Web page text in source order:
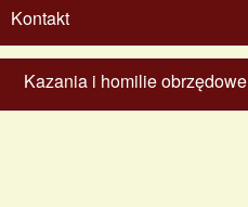
Kontakt
Kazania i homilie obrzędowe